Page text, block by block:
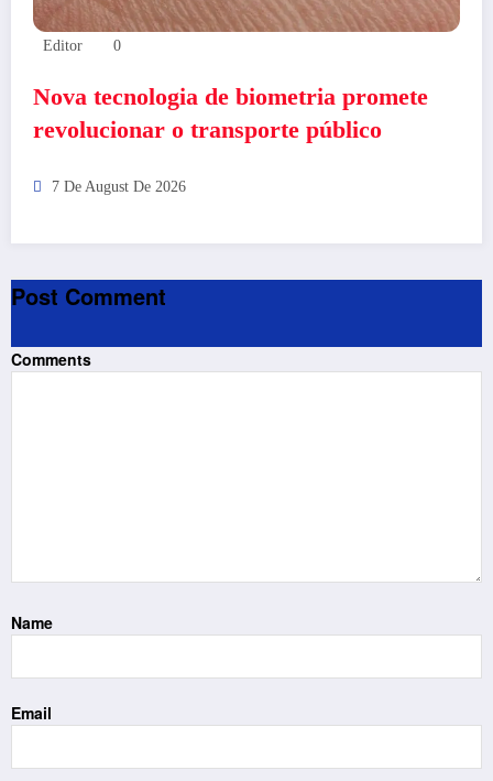
Editor 0
Nova tecnologia de biometria promete
revolucionar o transporte público
7 De August De 2026
Post Comment
Comments
Name
Email